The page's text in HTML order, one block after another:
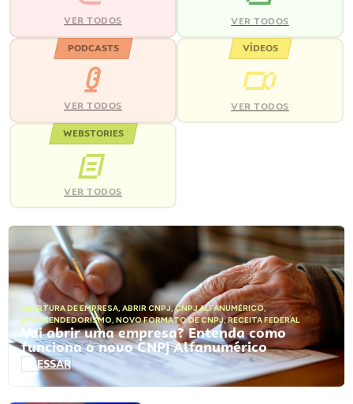
VER TODOS VER TODOS
PODCASTS
VER TODOS
VÍDEOS
VER TODOS
WEBSTORIES
VER TODOS
ABERTURA DE EMPRESA, ABRIR CNPJ,CNPJ ALFANUMÉRICO,
EMPREENDEDORISMO, NOVO FORMATO DE CNPJ,RECEITA FEDERAL
Vai abrir uma empresa? Entenda como
funciona o novo CNPJ Alfanumérico
ACESSAR